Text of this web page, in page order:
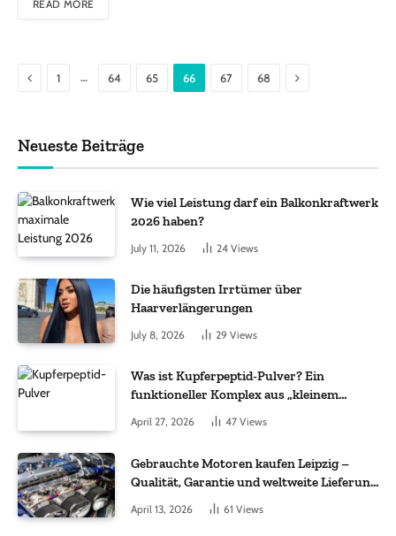
READ MORE
Previous
1 … 64 65 66 67 68 Next
Neueste Beiträge
Wie viel Leistung darf ein Balkonkraftwerk
2026 haben?
July 11, 2026 24 Views
Die häufigsten Irrtümer über
Haarverlängerungen
July 8, 2026 29 Views
Was ist Kupferpeptid-Pulver? Ein
funktioneller Komplex aus „kleinem
Molekül + Metall“
April 27, 2026 47 Views
Gebrauchte Motoren kaufen Leipzig –
Qualität, Garantie und weltweite Lieferung
April 13, 2026 61 Views